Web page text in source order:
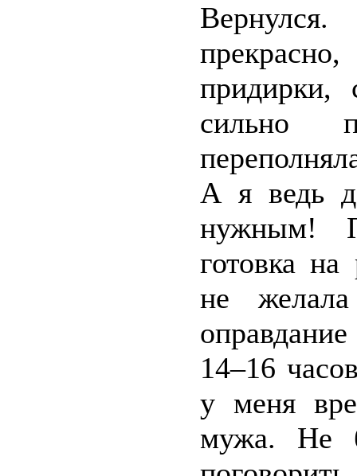
придирки,
сильно
А я ведь
нужным!
готовка на
не
14–16
у меня
мужа. Не